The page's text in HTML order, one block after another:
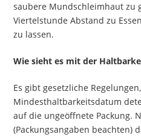
saubere Mundschleimhaut zu
Viertelstunde Abstand zu
zu lassen.
Wie sieht es mit der
Es gibt gesetzliche
Mindesthaltbarkeitsdatum
auf die ungeöffnete Packung.
(Packungsangaben beachten)